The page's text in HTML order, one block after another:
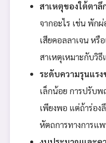
สาเหตุของใต้ตาลึ
จากอะไร เช่น พัก
เสียคอลลาเจน หรื
สาเหตุเหมาะกับวิ
ระดับความรุนแร
เล็กน้อย การปรับพ
เพียงพอ แต่ถ้าร่อง
หัตถการทางการแ